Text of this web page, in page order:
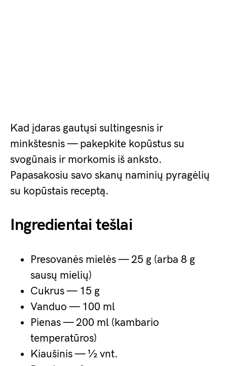
Kad įdaras gautųsi sultingesnis ir
minkštesnis — pakepkite kopūstus su
svogūnais ir morkomis iš anksto.
Papasakosiu savo skanų naminių pyragėlių
su kopūstais receptą.
Ingredientai tešlai
Presovanės mielės — 25 g (arba 8 g
sausų mielių)
Cukrus — 15 g
Vanduo — 100 ml
Pienas — 200 ml (kambario
temperatūros)
Kiaušinis — ½ vnt.